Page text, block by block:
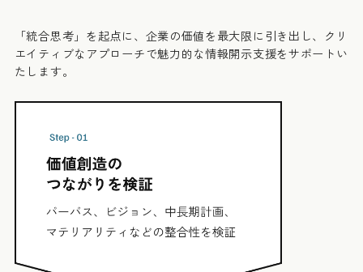
「統合思考」を起点に、企業の価値を最大限に引き出し、クリ
エイティブなアプローチで魅力的な情報開示支援をサポートい
たします。